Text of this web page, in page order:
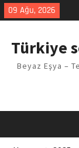
Skip
to
09 Ağu, 2026
Türkiye
Beyaz Eşya –